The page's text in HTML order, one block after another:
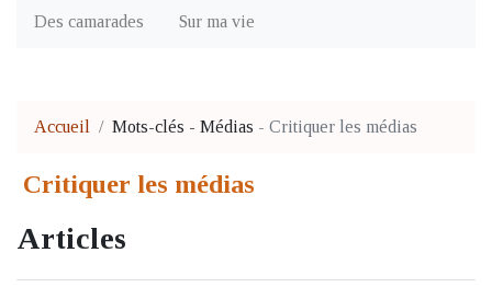
Des camarades Sur ma vie
Accueil Mots-clés - Médias - Critiquer les médias
Critiquer les médias
Articles